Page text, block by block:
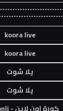
koora live
koora live
يلا شوت
يلا شوت
كورة اون لاين - kora onli